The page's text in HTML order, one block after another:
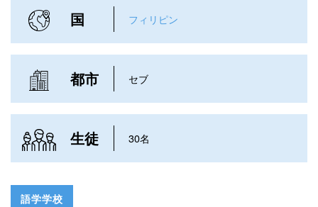
国 フィリピン
都市 セブ
生徒 30名
語学学校